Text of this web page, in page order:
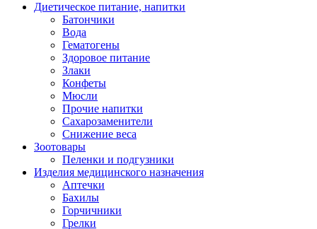
Диетическое питание, напитки
Батончики
Вода
Гематогены
Здоровое питание
Злаки
Конфеты
Мюсли
Прочие напитки
Сахарозаменители
Снижение веса
Зоотовары
Пеленки и подгузники
Изделия медицинского назначения
Аптечки
Бахилы
Горчичники
Грелки